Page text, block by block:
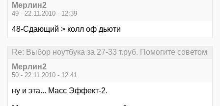
Мерлин2
49 - 22.11.2010 - 12:39
48-Сдающий > колл оф дьюти
Re: Выбор ноутбука за 27-33 т.руб. Помогите советом
Мерлин2
50 - 22.11.2010 - 12:41
ну и эта... Масс Эффект-2.